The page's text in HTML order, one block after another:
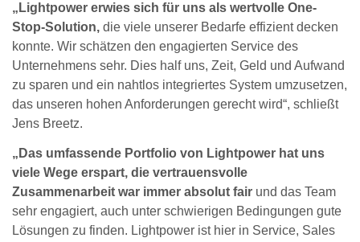
„Lightpower erwies sich für uns als wertvolle One-
Stop-Solution, die viele unserer Bedarfe effizient decken
konnte. Wir schätzen den engagierten Service des
Unternehmens sehr. Dies half uns, Zeit, Geld und Aufwand
zu sparen und ein nahtlos integriertes System umzusetzen,
das unseren hohen Anforderungen gerecht wird“, schließt
Jens Breetz.
„Das umfassende Portfolio von Lightpower hat uns
viele Wege erspart, die vertrauensvolle
Zusammenarbeit war immer absolut fair und das Team
sehr engagiert, auch unter schwierigen Bedingungen gute
Lösungen zu finden. Lightpower ist hier in Service, Sales